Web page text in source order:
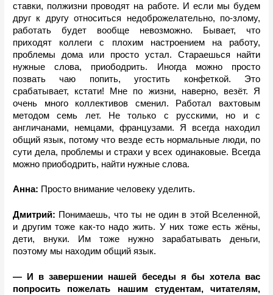
ставки, полжизни проводят на работе. И если мы будем
друг к другу относиться недоброжелательно, по-злому,
работать будет вообще невозможно. Бывает, что
приходят коллеги с плохим настроением на работу,
проблемы дома или просто устал. Стараешься найти
нужные слова, приободрить. Иногда можно просто
позвать чаю попить, угостить конфеткой. Это
срабатывает, кстати! Мне по жизни, наверно, везёт. Я
очень много коллективов сменил. Работал вахтовым
методом семь лет. Не только с русскими, но и с
англичанами, немцами, французами. Я всегда находил
общий язык, потому что везде есть нормальные люди, по
сути дела, проблемы и страхи у всех одинаковые. Всегда
можно приободрить, найти нужные слова.
Анна: Просто внимание человеку уделить.
Дмитрий: Понимаешь, что ты не один в этой Вселенной,
и другим тоже как-то надо жить. У них тоже есть жёны,
дети, внуки. Им тоже нужно зарабатывать деньги,
поэтому мы находим общий язык.
— И в завершении нашей беседы я бы хотела вас
попросить пожелать нашим студентам, читателям,